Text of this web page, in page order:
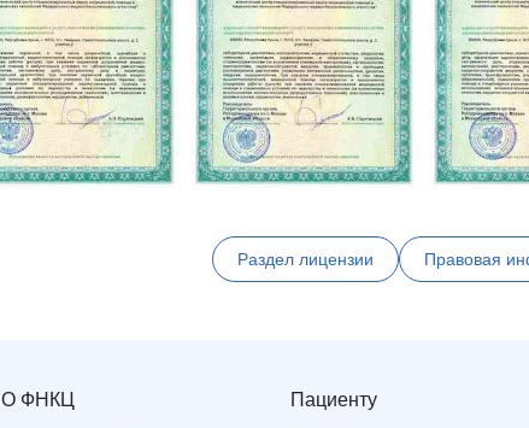
Раздел лицензии Правовая
О ФНКЦ Пациенту